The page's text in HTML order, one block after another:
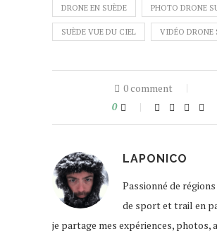
DRONE EN SUÈDE PHOTO DRONE
SUÈDE VUE DU CIEL VIDÉO DRONE
0 comment
0
LAPONICO
Passionné de
de sport et trail en
je partage mes expériences, photos,